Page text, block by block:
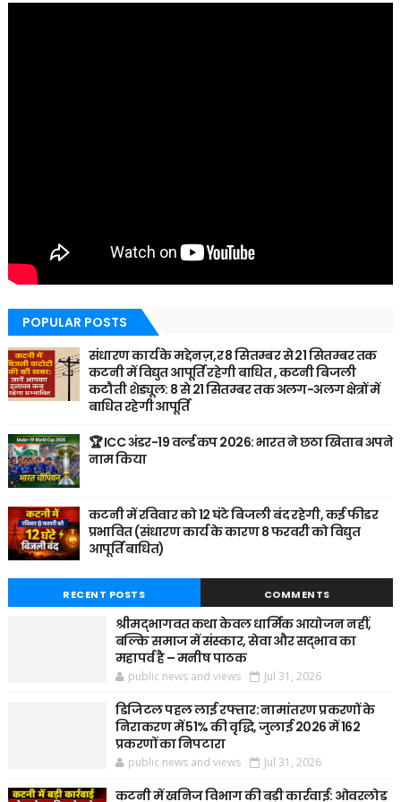
POPULAR POSTS
संधारण कार्य के मद्देनज़,र 8 सितम्बर से 21 सितम्बर तक
कटनी में विद्युत आपूर्ति रहेगी बाधित , कटनी बिजली
कटौती शेड्यूल: 8 से 21 सितम्बर तक अलग-अलग क्षेत्रों में
बाधित रहेगी आपूर्ति
🏆 ICC अंडर-19 वर्ल्ड कप 2026: भारत ने छठा खिताब अपने
नाम किया
कटनी में रविवार को 12 घंटे बिजली बंद रहेगी, कई फीडर
प्रभावित (संधारण कार्य के कारण 8 फरवरी को विद्युत
आपूर्ति बाधित)
RECENT POSTS COMMENTS
श्रीमद्भागवत कथा केवल धार्मिक आयोजन नहीं,
बल्कि समाज में संस्कार, सेवा और सद्भाव का
महापर्व है – मनीष पाठक
public news and views Jul 31, 2026
डिजिटल पहल लाई रफ्तार: नामांतरण प्रकरणों के
निराकरण में 51% की वृद्धि, जुलाई 2026 में 162
प्रकरणों का निपटारा
public news and views Jul 31, 2026
कटनी में खनिज विभाग की बड़ी कार्रवाई: ओवरलोड